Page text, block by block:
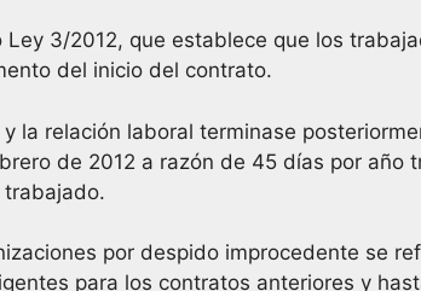
3/2012, que establece que los
del inicio del contrato.
la relación laboral terminase
de 2012 a razón de 45 días por año
por despido improcedente se
para los contratos anteriores y